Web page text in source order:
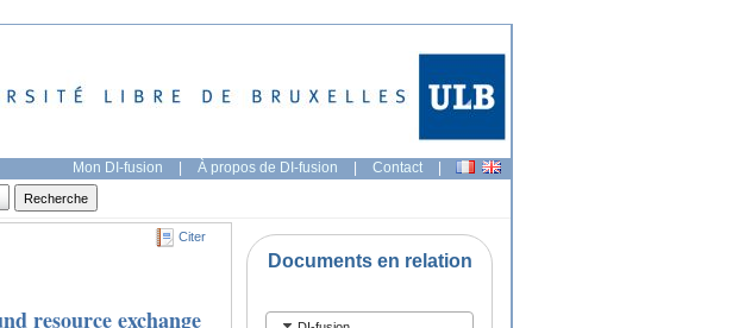
Mon DI-fusion | À propos de DI-fusion | Contact |
Citer
resource exchange
Documents en relation